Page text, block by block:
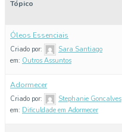
Tópico
Óleos Essenciais
Criado por:
Sara Santiago
em: Outros Assuntos
Adormecer
Criado por:
Stephanie Goncalves
em: Dificuldade em Adormecer